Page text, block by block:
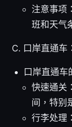
注意事项
班和天气
C. 口岸直通车
口岸直通车
快速通关
间，特别
行李处理